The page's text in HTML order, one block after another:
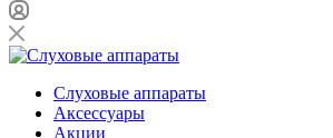
Слуховые аппараты
Аксессуары
Акции